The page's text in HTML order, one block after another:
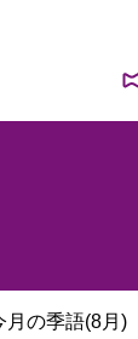
月の季語(8月)